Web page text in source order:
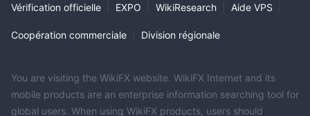
Vérification officielle EXPO WikiResearch Aide VPS
Coopération commerciale Division régionale
You are visiting the WikiFX website. WikiFX Internet and its
mobile products are an enterprise information searching tool for
global users. When using WikiFX products, users should